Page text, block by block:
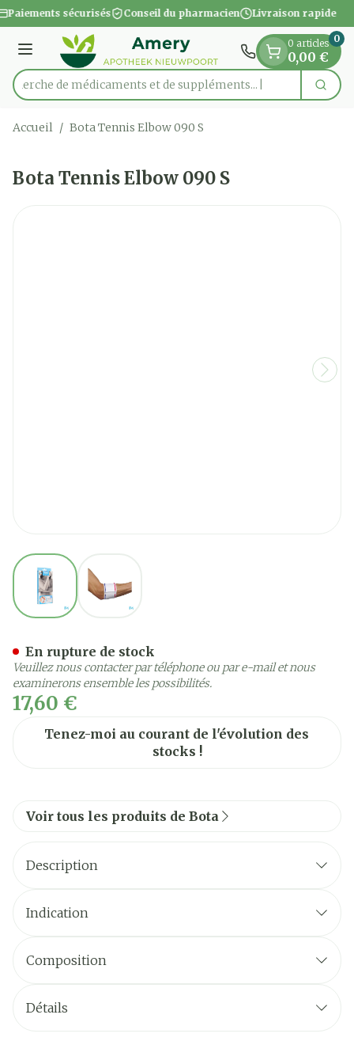
Aller au contenu
1 de 1
Paiements sécurisés Conseil du pharmacien Livraison rapide
Menu
Rechercherde médicaments et de suppléments...
0 articles
0,00 €
0
Accueil / Bota Tennis Elbow 090 S
Bota Tennis Elbow 090 S
View larger image
17,60 €
Tenez-moi au courant de l'évolution des
stocks !
En rupture de stock
Veuillez nous contacter par téléphone ou par e-mail et nous
examinerons ensemble les possibilités.
Voir tous les produits de Bota
Description
Indication
Composition
Détails